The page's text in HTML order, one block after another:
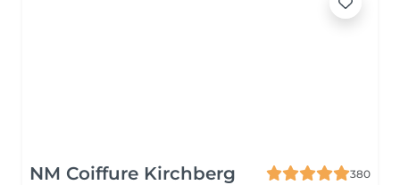
NM Coiffure Kirchberg
380